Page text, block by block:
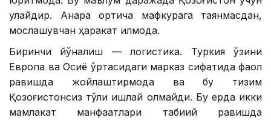
қулайдир. Анқара ортиқча мафкурага таянмасдан,
мослашувчан ҳаракат қилмоқда.
Биринчи йўналиш — логистика. Туркия ўзини
Европа ва Осиё ўртасидаги марказ сифатида фаол
равишда жойлаштирмоқда ва бу тизим
Қозоғистонсиз тўлиқ ишлай олмайди. Бу ерда икки
мамлакат манфаатлари табиий равишда